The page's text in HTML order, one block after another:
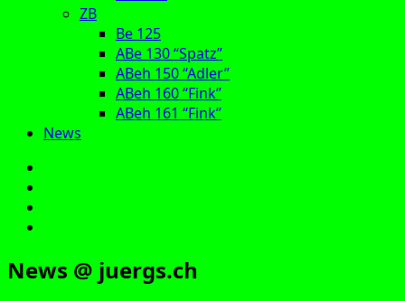
ZB
Be 125
ABe 130 “Spatz”
ABeh 150 “Adler”
ABeh 160 “Fink”
ABeh 161 “Fink”
News
News @ juergs.ch